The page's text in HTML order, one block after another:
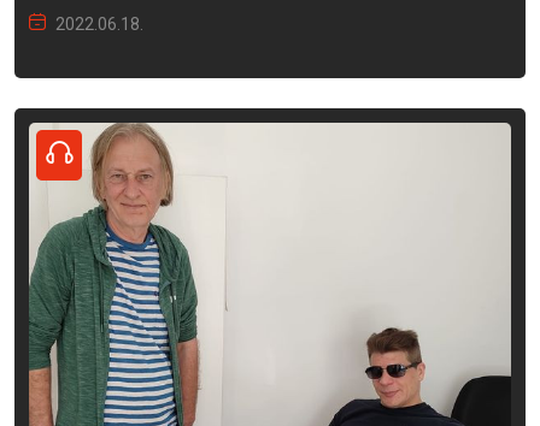
2022.06.18.